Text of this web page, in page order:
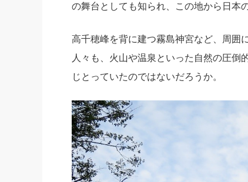
の舞台としても知られ、この地から日本
高千穂峰を背に建つ霧島神宮など、周囲
人々も、火山や温泉といった自然の圧倒
じとっていたのではないだろうか。